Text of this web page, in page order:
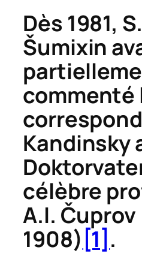
Dès 1981,
Šumixin
commenté
Kandinsky
célèbre
A.I. Čuprov
1908) [1] .